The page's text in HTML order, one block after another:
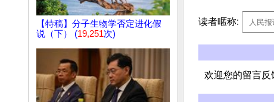
【特稿】分子生物学否定进化假
说（下） (19,251次)
读者暱称:
欢迎您的留言反